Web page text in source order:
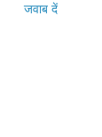
जवाब दें